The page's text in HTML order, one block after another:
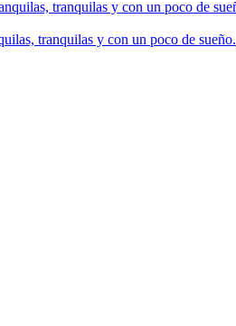
tranquilas y con un poco de sueño.